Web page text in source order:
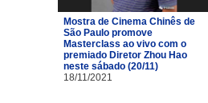
Mostra de Cinema Chinês de
São Paulo promove
Masterclass ao vivo com o
premiado Diretor Zhou Hao
neste sábado (20/11)
18/11/2021